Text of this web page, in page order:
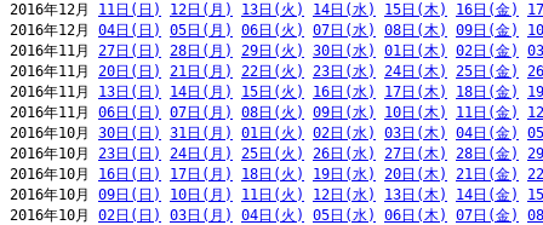
2016年12月 11日(日) 12日(月) 13日(火) 14日(水) 15日(木) 16日(金)
2016年12月 04日(日) 05日(月) 06日(火) 07日(水) 08日(木) 09日(金)
2016年11月 27日(日) 28日(月) 29日(火) 30日(水) 01日(木) 02日(金)
2016年11月 20日(日) 21日(月) 22日(火) 23日(水) 24日(木) 25日(金)
2016年11月 13日(日) 14日(月) 15日(火) 16日(水) 17日(木) 18日(金)
2016年11月 06日(日) 07日(月) 08日(火) 09日(水) 10日(木) 11日(金)
2016年10月 30日(日) 31日(月) 01日(火) 02日(水) 03日(木) 04日(金)
2016年10月 23日(日) 24日(月) 25日(火) 26日(水) 27日(木) 28日(金)
2016年10月 16日(日) 17日(月) 18日(火) 19日(水) 20日(木) 21日(金)
2016年10月 09日(日) 10日(月) 11日(火) 12日(水) 13日(木) 14日(金)
2016年10月 02日(日) 03日(月) 04日(火) 05日(水) 06日(木) 07日(金)